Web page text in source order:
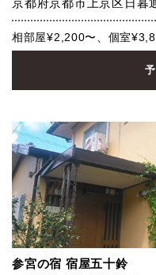
京都府京都市上京区日暮
相部屋¥2,200〜、個室
参宮の宿 宿屋五十鈴